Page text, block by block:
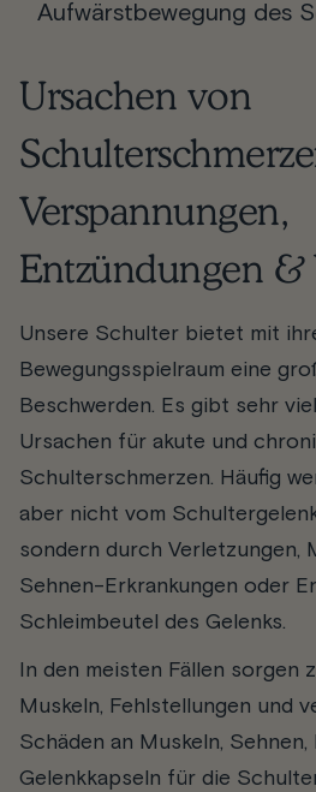
Aufwärstbewegung des
Ursachen von
Verspannungen,
Entzündungen &
Unsere Schulter bietet mit
Bewegungsspielraum eine
Beschwerden. Es gibt sehr
Ursachen für akute und
Schulterschmerzen. Häufig
aber nicht vom
sondern durch Verletzungen,
Sehnen-Erkrankungen oder
Schleimbeutel des Gelenks.
In den meisten Fällen sorgen
Muskeln, Fehlstellungen und
Schäden an Muskeln, Sehnen,
Gelenkkapseln für die